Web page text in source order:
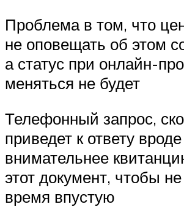
Проблема в том, что
не оповещать об этом
а статус при онлайн-
меняться не будет
Телефонный запрос,
приведет к ответу
внимательнее
этот документ, чтобы
время впустую